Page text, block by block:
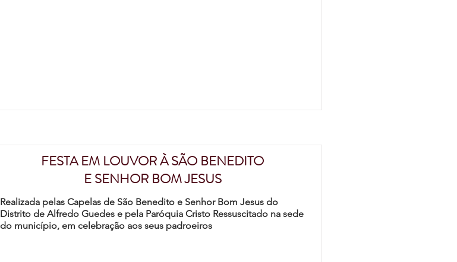
FESTA EM LOUVOR À SÃO BENEDITO
E SENHOR BOM JESUS
Realizada pelas Capelas de São Benedito e Senhor Bom Jesus do
Distrito de Alfredo Guedes e pela Paróquia Cristo Ressuscitado na sede
do município, em celebração aos seus padroeiros